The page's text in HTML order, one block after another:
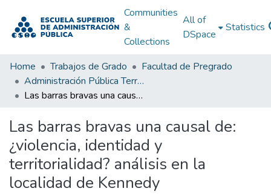
Communities
&
Collections
All of
DSpace
Statistics
Home Trabajos de Grado
Facultad de Pregrado
Administración Pública Territorial (APT)
Las barras bravas una causal de: ¿violencia, identidad y territorialidad? análisis en la localidad de Kennedy
Las barras bravas una causal de:
¿violencia, identidad y
territorialidad? análisis en la
localidad de Kennedy